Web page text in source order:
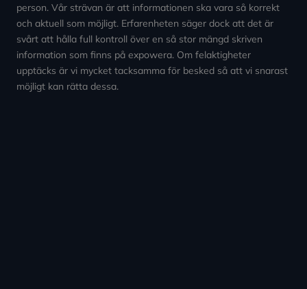
person. Vår strävan är att informationen ska vara så korrekt
och aktuell som möjligt. Erfarenheten säger dock att det är
svårt att hålla full kontroll över en så stor mängd skriven
information som finns på expowera. Om felaktigheter
upptäcks är vi mycket tacksamma för besked så att vi snarast
möjligt kan rätta dessa.